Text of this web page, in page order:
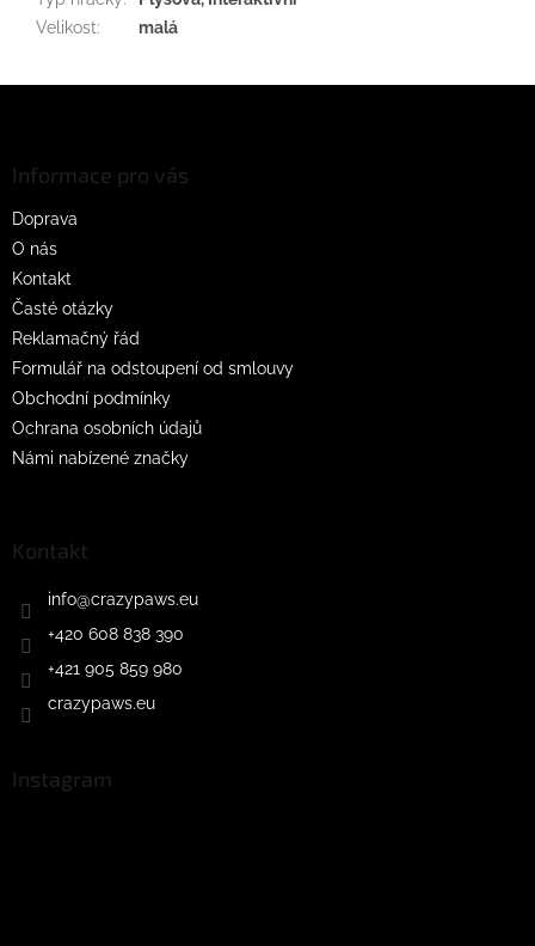
Velikost: malá
Informace pro vás
Doprava
O nás
Kontakt
Časté otázky
Reklamačný řád
Formulář na odstoupení od smlouvy
Obchodní podmínky
Ochrana osobních údajů
Námi nabízené značky
Kontakt
info@crazypaws.eu
+420 608 838 390
+421 905 859 980
crazypaws.eu
Instagram